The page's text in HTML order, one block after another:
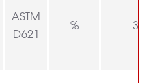
ASTM
D621
% 3-4